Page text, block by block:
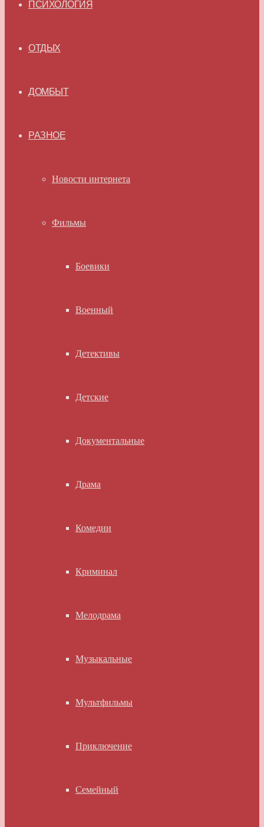
ПСИХОЛОГИЯ
ОТДЫХ
ДОМБЫТ
РАЗНОЕ
Новости интернета
Фильмы
Боевики
Военный
Детективы
Детские
Документальные
Драма
Комедии
Криминал
Мелодрама
Музыкальные
Мультфильмы
Приключение
Семейный